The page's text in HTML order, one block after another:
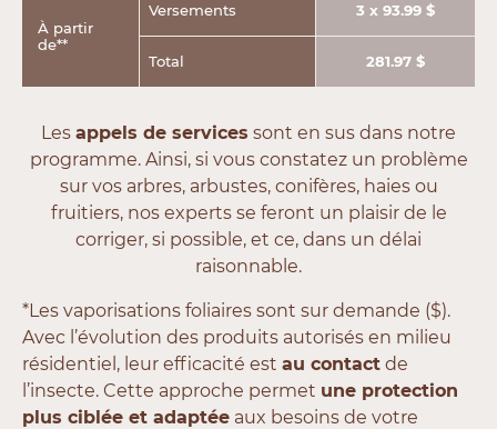
À partir
de**
Versements
Total
3 x 93.99 $
281.97 $
Les appels de services sont en sus dans notre
programme. Ainsi, si vous constatez un problème
sur vos arbres, arbustes, conifères, haies ou
fruitiers, nos experts se feront un plaisir de le
corriger, si possible, et ce, dans un délai
raisonnable.
*Les vaporisations foliaires sont sur demande ($).
Avec l’évolution des produits autorisés en milieu
résidentiel, leur efficacité est au contact de
l’insecte. Cette approche permet une protection
plus ciblée et adaptée aux besoins de votre